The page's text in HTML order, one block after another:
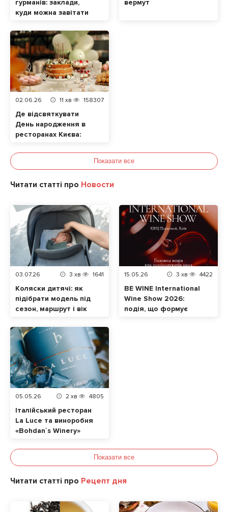
гурманів: заклади,
куди можна завітати
улюбленцем
вермут
02.06.26 11 хв 158307
Де відсвяткувати
День народження в
ресторанах Києва:
Показати все
Читати статті про Новости
03.07.26 3 хв 1641
Коляски дитячі: як
підібрати модель під
сезон, маршрут і вік
15.05.26 3 хв 4422
BE WINE International
Wine Show 2026:
подія, що формує
05.05.26 2 хв 4805
Італійський ресторан
La Luce та виноробня
«Bohdan`s Winery»
авторське Піно
Показати все
Читати статті про Рецепт дня